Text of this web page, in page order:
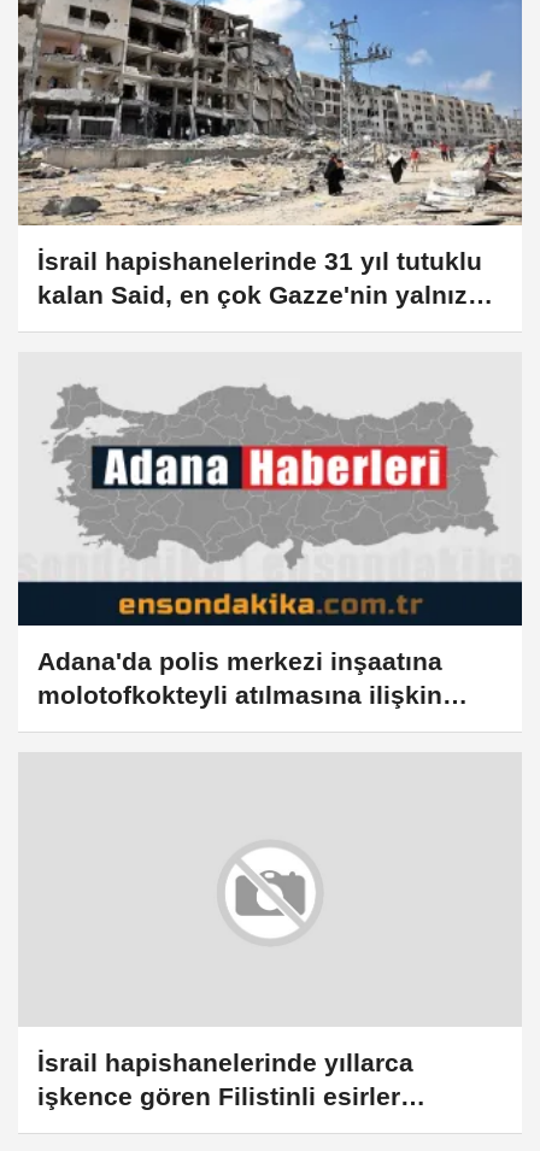
İsrail hapishanelerinde 31 yıl tutuklu
kalan Said, en çok Gazze'nin yalnız
bırakılmasına şaşırdığını söyledi
Adana'da polis merkezi inşaatına
molotofkokteyli atılmasına ilişkin
davada karar
İsrail hapishanelerinde yıllarca
işkence gören Filistinli esirler
yaşadıklarını anlattı